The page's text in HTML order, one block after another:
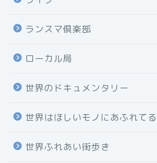
ランスマ倶楽部
ローカル局
世界のドキュメンタリー
世界はほしいモノにあふれてる
世界ふれあい街歩き